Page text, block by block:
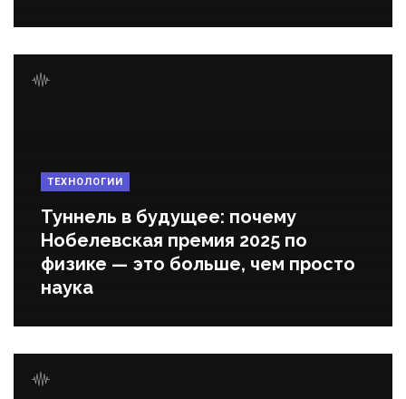
ТЕХНОЛОГИИ
Туннель в будущее: почему
Нобелевская премия 2025 по
физике — это больше, чем просто
наука